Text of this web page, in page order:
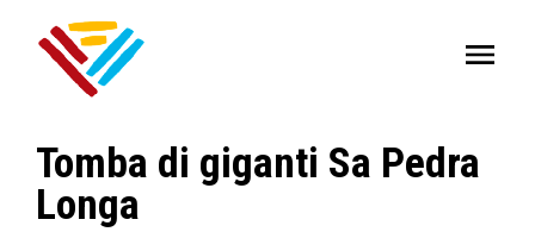
Tomba di giganti Sa Pedra
Longa